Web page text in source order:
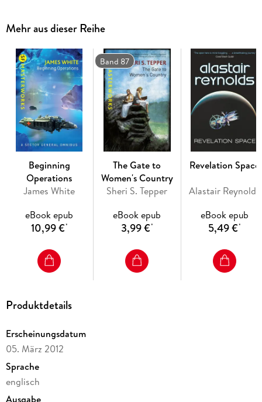
Winner of the NEBULA AWARD for best novel, 1973
1974
Winner of the BSFA AWARD for best novel, 1973
Mehr aus dieser Reihe
Beginning
Operations
James White
eBook epub
10,99 €*
Band 87
The Gate to
Women's Country
Sheri S. Tepper
eBook epub
3,99 €*
Revelation Space
Alastair Reynolds
eBook epub
5,49 €*
Produktdetails
Erscheinungsdatum
05. März 2012
Sprache
englisch
Ausgabe